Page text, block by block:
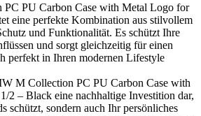
PU Carbon Case with Metal Logo for
eine perfekte Kombination aus stilvollem
und Funktionalität. Es schützt Ihre
und sorgt gleichzeitig für einen
perfekt in Ihren modernen Lifestyle
M Collection PC PU Carbon Case with
2 – Black eine nachhaltige Investition dar,
schützt, sondern auch Ihr persönliches